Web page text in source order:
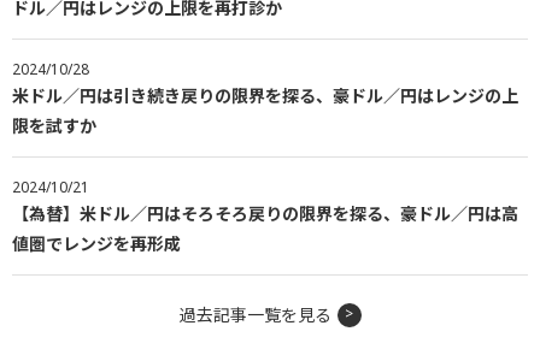
ドル／円はレンジの上限を再打診か
2024/10/28
米ドル／円は引き続き戻りの限界を探る、豪ドル／円はレンジの上
限を試すか
2024/10/21
【為替】米ドル／円はそろそろ戻りの限界を探る、豪ドル／円は高
値圏でレンジを再形成
過去記事一覧を見る